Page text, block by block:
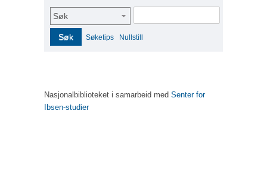
Søk
Søk Søketips Nullstill
Nasjonalbiblioteket i samarbeid med Senter for
Ibsen-studier